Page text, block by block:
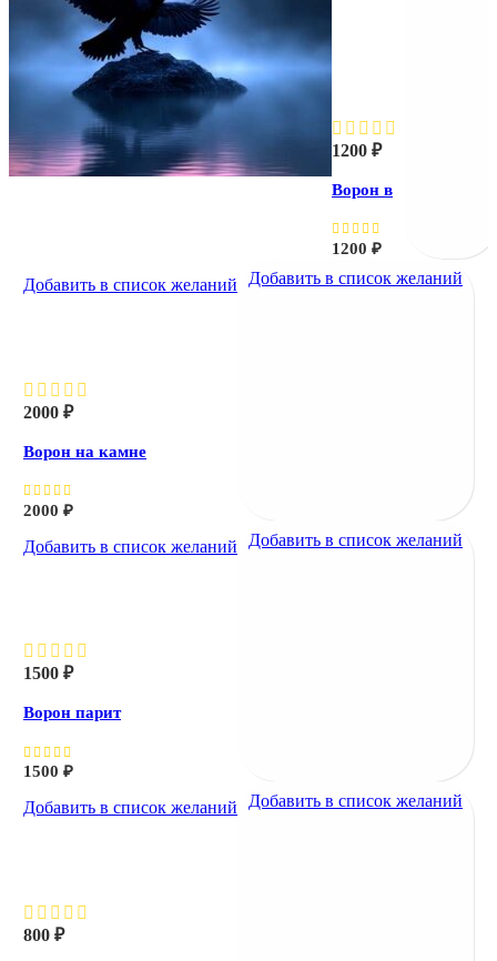
1200 ₽
Ворон в
1200 ₽
Добавить в список желаний
2000 ₽
Ворон на камне
2000 ₽
Добавить в список желаний
Добавить в список желаний
1500 ₽
Ворон парит
1500 ₽
Добавить в список желаний
Добавить в список желаний
800 ₽
Добавить в список желаний